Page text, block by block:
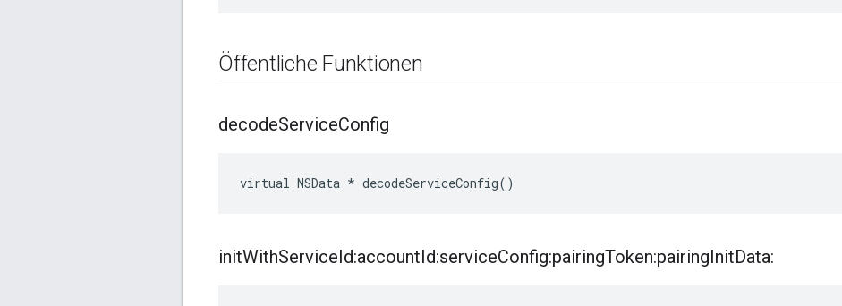
Öffentliche Funktionen
decodeServiceConfig
virtual NSData * decodeServiceConfig()
initWithServiceId:accountId:serviceConfig:pairingToken:pairingInitData: